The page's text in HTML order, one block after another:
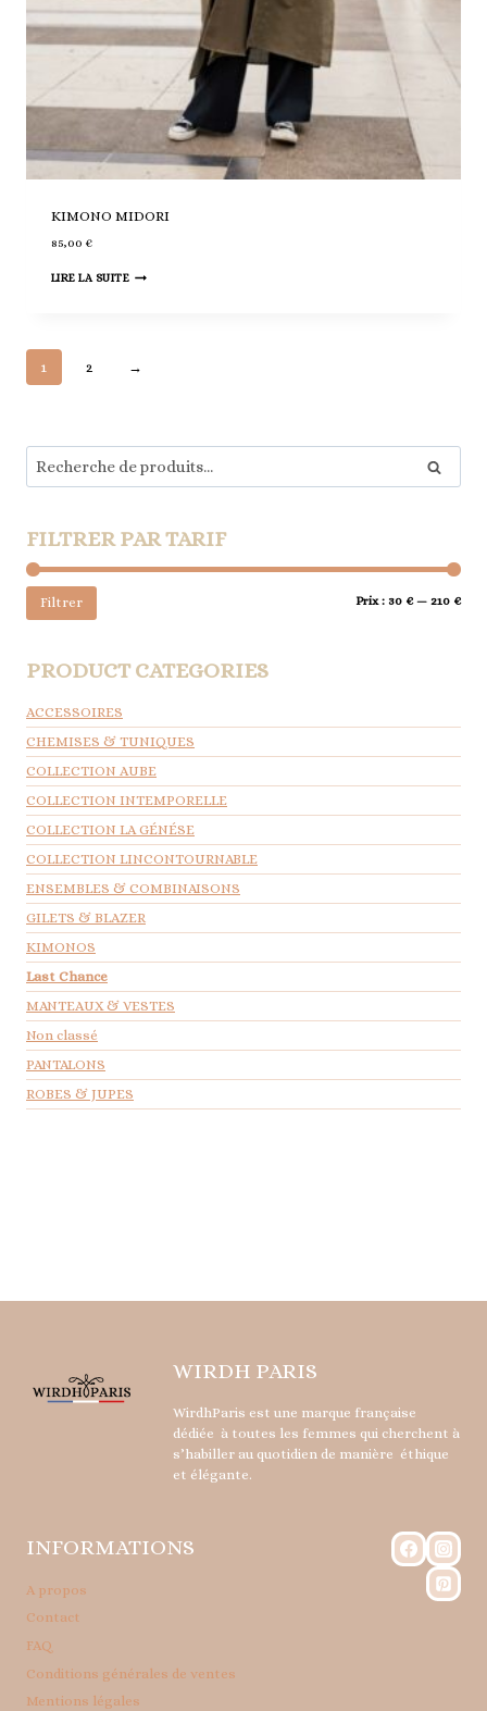
KIMONO MIDORI
85,00 €
LIRE LA SUITE
1 2 →
pour :
Recherche
FILTRER PAR TARIF
Prix
Prix
Filtrer Prix : 30 €— 210 €
PRODUCT CATEGORIES
ACCESSOIRES
CHEMISES & TUNIQUES
COLLECTION AUBE
COLLECTION INTEMPORELLE
COLLECTION LA GÉNÉSE
COLLECTION LINCONTOURNABLE
ENSEMBLES & COMBINAISONS
GILETS & BLAZER
KIMONOS
Last Chance
MANTEAUX & VESTES
Non classé
PANTALONS
ROBES & JUPES
WIRDH PARIS
WirdhParis est une marque française
dédiée à toutes les femmes qui cherchent à
s’habiller au quotidien de manière éthique
et élégante.
INFORMATIONS
A propos
Contact
FAQ
Conditions générales de ventes
Mentions légales